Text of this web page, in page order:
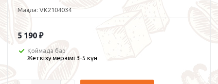
Мақала: VK2104034
5 190 ₽
Қоймада бар
Жеткізу мерзімі 3-5 күн